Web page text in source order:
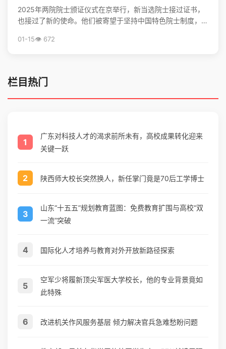
2025年两院院士颁证仪式在京举行，新当选院士接过证书，
也接过了新的使命。他们被寄望于坚持中国特色院士制度，勇
01-15👁️ 672
栏目热门
1
广东对科技人才的渴求前所未有，高校成果转化迎来
关键一跃
2 陕西师大校长突然换人，新任掌门竟是70后工学博士
3
山东“十五五”规划教育蓝图：免费教育扩围与高校“双
一流”突破
4 国际化人才培养与教育对外开放新路径探索
5
空军少将履新顶尖军医大学校长，他的专业背景竟如
此特殊
6 改进机关作风服务基层 倾力解决官兵急难愁盼问题